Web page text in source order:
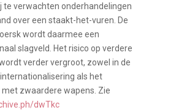
te verwachten onderhandelingen
over een staakt-het-vuren. De
wordt daarmee een
slagveld. Het risico op verdere
verder vergroot, zowel in de
als het
zwaardere wapens. Zie
dwTkc